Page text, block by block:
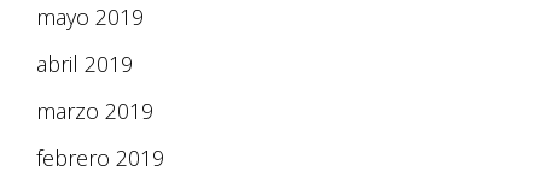
mayo 2019
abril 2019
marzo 2019
febrero 2019